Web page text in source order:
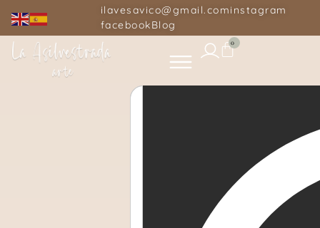
ilavesavico@gmail.cominstagram
facebookBlog
0